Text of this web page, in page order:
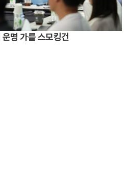
명 가를 스모킹건